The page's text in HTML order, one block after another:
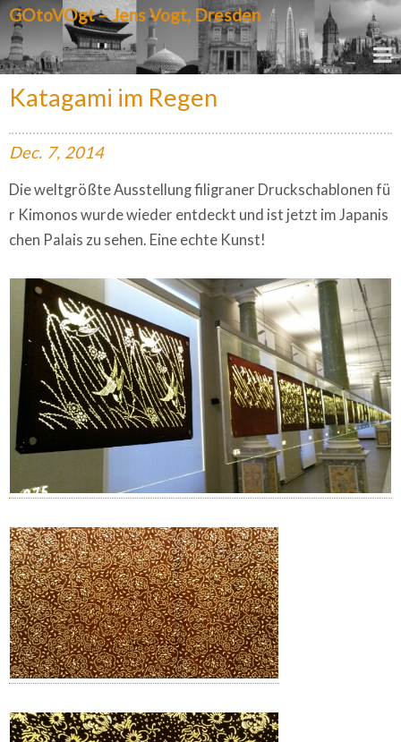
GOtoVOgt – Jens Vogt, Dresden
Katagami im Regen
Dec. 7, 2014
Die weltgrößte Ausstellung filigraner Druckschablonen fü
r Kimonos wurde wieder entdeckt und ist jetzt im Japanis
chen Palais zu sehen. Eine echte Kunst!